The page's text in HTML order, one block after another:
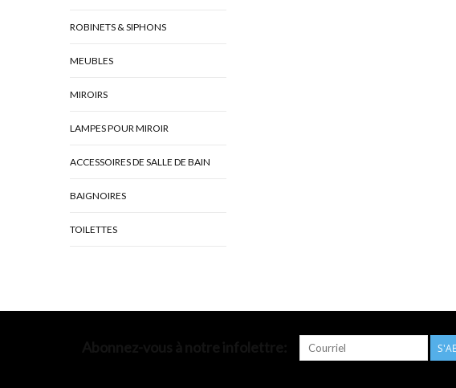
ROBINETS & SIPHONS
MEUBLES
MIROIRS
LAMPES POUR MIROIR
ACCESSOIRES DE SALLE DE BAIN
BAIGNOIRES
TOILETTES